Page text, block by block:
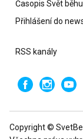
Časopis Svět běhu
Přihlášení do
RSS kanály
Copyright ©